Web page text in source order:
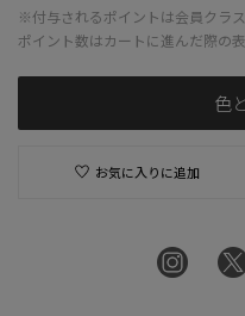
※付与されるポイントは会員クラ
ポイント数はカートに進んだ際の
色
お気に入りに追加